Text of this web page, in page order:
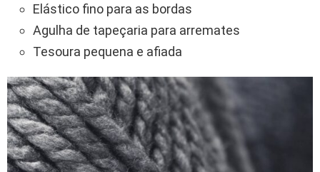
Elástico fino para as bordas
Agulha de tapeçaria para arremates
Tesoura pequena e afiada